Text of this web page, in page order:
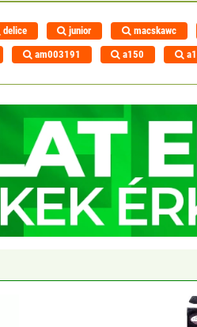
delice junior macskawc
am003191 a150